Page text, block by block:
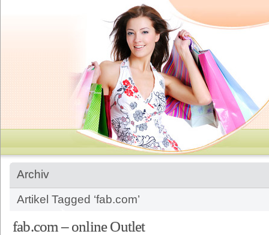
Archiv
Artikel Tagged ‘fab.com’
fab.com – online Outlet